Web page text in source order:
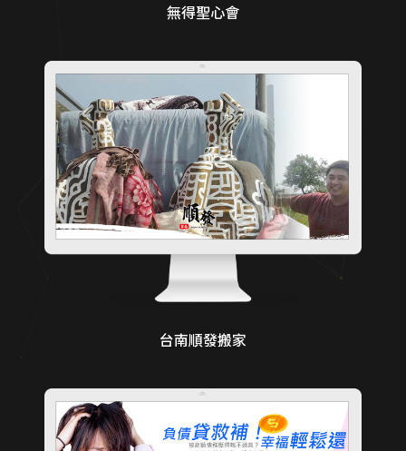
無得聖心會
台南順發搬家